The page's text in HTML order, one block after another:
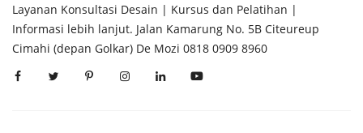
Layanan Konsultasi Desain | Kursus dan Pelatihan |
Informasi lebih lanjut. Jalan Kamarung No. 5B Citeureup
Cimahi (depan Golkar) De Mozi 0818 0909 8960